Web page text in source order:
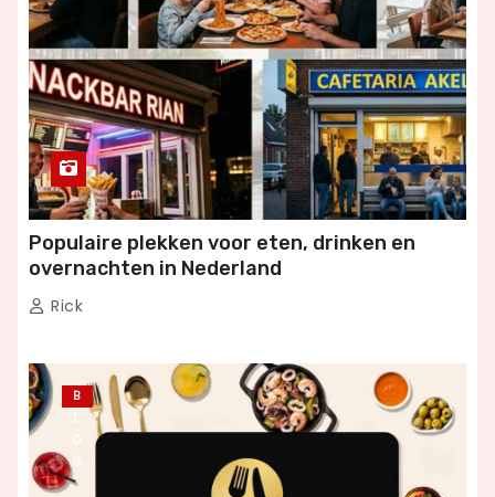
Populaire plekken voor eten, drinken en
overnachten in Nederland
Rick
B
L
O
G